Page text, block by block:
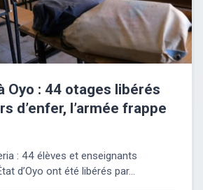
Oyo : 44 otages libérés
d’enfer, l’armée frappe
: 44 élèves et enseignants
d’Oyo ont été libérés par...